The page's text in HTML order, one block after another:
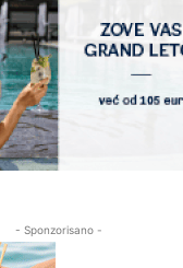
- Sponzorisano -